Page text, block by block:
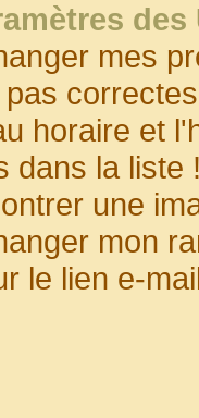
mes
horaire et
dans la liste
une
mon
le lien e-